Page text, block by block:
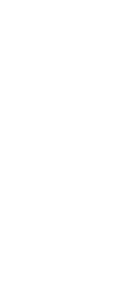
Roze
onze prachtige
in
met de keuze
pomponnen
verfraaien van
en meer. Of
toevoeging of
biedt de
Met een
en zachte
vinden die